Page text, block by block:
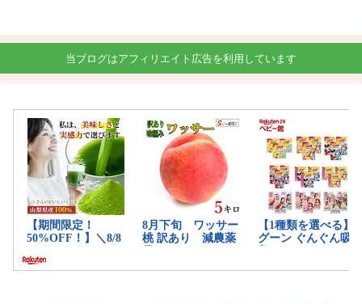
当ブログはアフィリエイト広告を利用しています